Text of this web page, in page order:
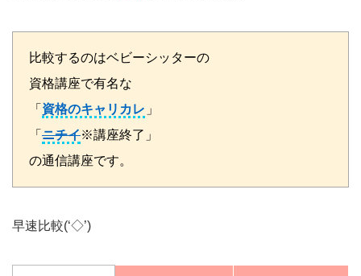
比較するのはベビーシッターの
資格講座で有名な
「 資格のキャリカレ 」
「 ニチイ※講座終了」
の通信講座です。
早速比較(‘◇’)ゞ